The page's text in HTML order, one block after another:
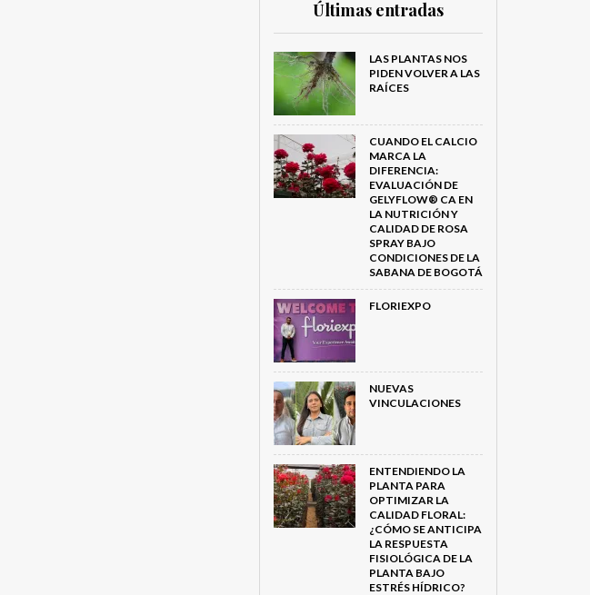
Últimas entradas
LAS PLANTAS NOS
PIDEN VOLVER A LAS
RAÍCES
CUANDO EL CALCIO
MARCA LA
DIFERENCIA:
EVALUACIÓN DE
GELYFLOW® CA EN
LA NUTRICIÓN Y
CALIDAD DE ROSA
SPRAY BAJO
CONDICIONES DE LA
SABANA DE BOGOTÁ
FLORIEXPO
NUEVAS
VINCULACIONES
ENTENDIENDO LA
PLANTA PARA
OPTIMIZAR LA
CALIDAD FLORAL:
¿CÓMO SE ANTICIPA
LA RESPUESTA
FISIOLÓGICA DE LA
PLANTA BAJO
ESTRÉS HÍDRICO?